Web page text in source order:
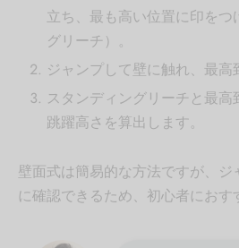
立ち、最も高い位置に印をつ
グリーチ）。
ジャンプして壁に触れ、最高
スタンディングリーチと最
跳躍高さを算出します。
壁面式は簡易的な方法ですが、
に確認できるため、初心者におす